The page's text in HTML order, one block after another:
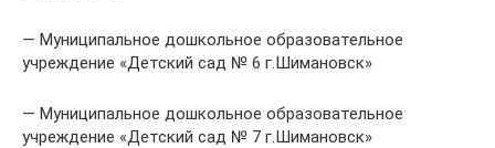
— Муниципальное дошкольное образовательное
учреждение «Детский сад № 6 г.Шимановск»
— Муниципальное дошкольное образовательное
учреждение «Детский сад № 7 г.Шимановск»